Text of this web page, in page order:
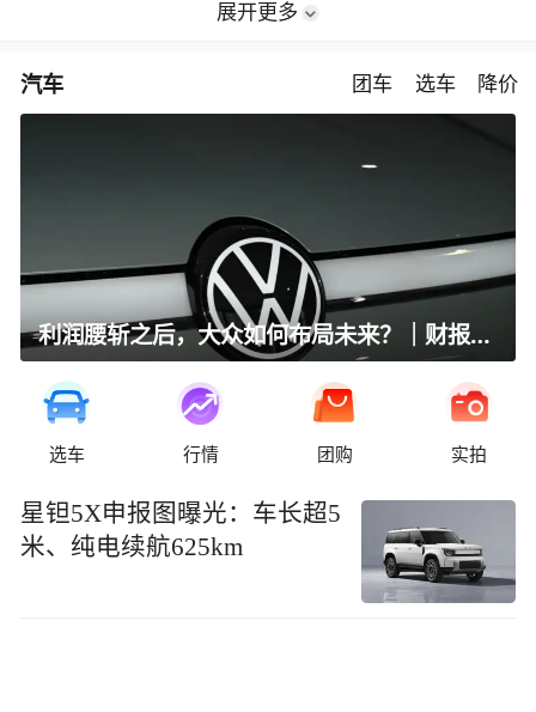
展开更多
汽车 团车 选车 降价
利润腰斩之后，大众如何布局未来？｜财报全视角
选车 行情 团购 实拍
星钽5X申报图曝光：车长超5
米、纯电续航625km